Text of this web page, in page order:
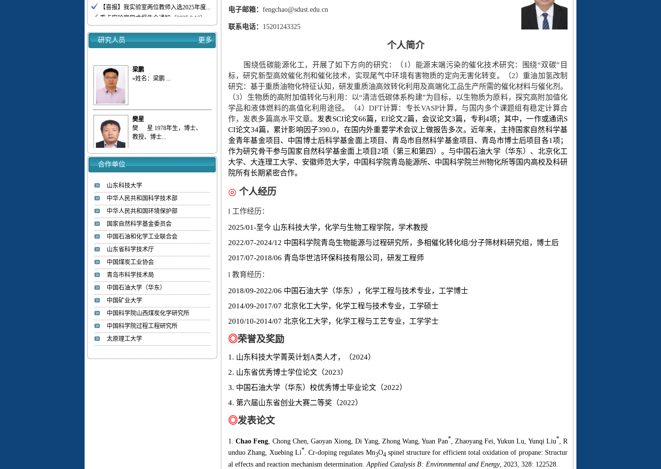
重点实验室学术报告会通知（2025.9.16）
我实验室梁鹏&刘庆等连续发表三篇低浓
我室梁鹏&刘庆等全面综述多孔碳、分子
污...
【喜报】我实验室教师入选ScholarGPS 20...
【喜报】我实验室研究生获批山东省优秀...
热烈欢迎李彦坤博士加入低碳能源化工实验
室
研究人员 更多
»姓名：梁鹏 ...
樊星
樊 星 1978年生，博士、
教授、博士...
赵国明
»姓名：赵国明 ...
刘庆
»姓名：刘庆 ...
李湘萍
李 湘 萍 1985年生，博士、
学术教授、...
张文睿
张 文 睿 1986年，博士、副
教授、硕士生...
合作单位
山东科技大学
中华人民共和国科学技术部
中华人民共和国环境保护部
国家自然科学基金委员会
中国石油和化学工业联合会
山东省科学技术厅
中国煤炭工业协会
青岛市科学技术局
中国石油大学（华东）
中国矿业大学
中国科学院山西煤炭化学研究所
中国科学院过程工程研究所
太原理工大学
电子邮箱： fengchao@sdust.edu.cn
联系电话： 15201243325
个人简介
围绕低碳能源化工，开展了如下方向的研究：（ 1 ）能源末端污染的催化技术研究：围绕“双碳”目
标，研究新型高效催化剂和催化技术，实现尾气中环境有害物质的定向无害化转变。（2）重油加氢改制
研究：基于重质油物化特征认知，研发重质油高效转化利用及高端化工品生产所需的催化材料与催化剂。
（3）生物质的高附加值转化与利用：以“清洁低碳体系构建”为目标，以生物质为原料，探究高附加值化
学品和液体燃料的高值化利用途径。（4）DFT计算：专长VASP计算，与国内多个课题组有稳定计算合
作，发表多篇高水平文章。 发表SCI论文66篇，EI论文2篇，会议论文3篇，专利 4项；其中，一作或通讯S
CI论文34篇，累计影响因子390.0，在国内外重要学术会议上做报告多次。近年来，主持国家自然科学基
金青年基金项目、中国博士后科学基金面上项目、青岛市自然科学基金项目、青岛市博士后项目各1项；
作为研究骨干参与国家自然科学基金面上项目 2项（第三和第四）。与中国石油大学（华东）、北京化工
大学、大连理工大学、安徽师范大学，中国科学院青岛能源所、中国科学院兰州物化所等国内高校及科研
院所有长期紧密合作。
◎ 个人经历
l 工作经历：
2025/01-至今 山东科技大学，化学与生物工程学院，学术教授
2022/07-2024/12 中国科学院青岛生物能源与过程研究所，多相催化转化组/分子筛材料研究组，博士后
2017/07-2018/06 青岛华世洁环保科技有限公司，研发工程师
l 教育经历：
2018/09-2022/06 中国石油大学（华东），化学工程与技术专业，工学博士
2014/09-2017/07 北京化工大学，化学工程与技术专业，工学硕士
2010/10-2014/07 北京化工大学，化学工程与工艺专业，工学学士
◎荣誉及奖励
1. 山东科技大学菁英计划 A类人才，（2024）
2. 山东省优秀博士学位论文（2023）
3. 中国石油大学（华东）校优秀博士毕业论文（2022）
4. 第六届山东省创业大赛二等奖（2022）
◎发表论文
1.Chao Feng , Chong Chen, Gaoyan Xiong, Di Yang, Zhong Wang, Yuan Pan* , Zhaoyang Fei, Yukun Lu, Yunqi Liu* , R
unduo Zhang, Xuebing Li*. Cr-doping regulates Mn3O4 spinel structure for efficient total oxidation of propane: Structur
al effects and reaction mechanism determination.Applied Catalysis B: Environmental and Energy, 2023, 328: 122528.